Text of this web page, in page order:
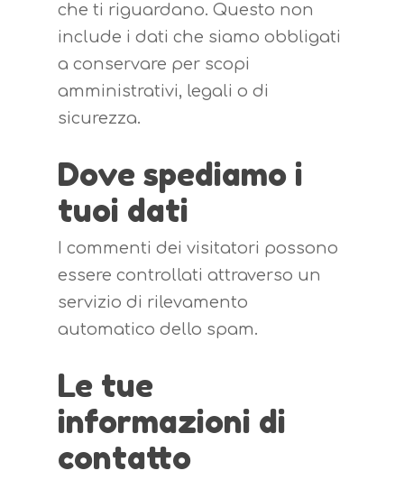
che ti riguardano. Questo non
include i dati che siamo obbligati
a conservare per scopi
amministrativi, legali o di
sicurezza.
Dove spediamo i
tuoi dati
I commenti dei visitatori possono
essere controllati attraverso un
servizio di rilevamento
automatico dello spam.
Le tue
informazioni di
contatto